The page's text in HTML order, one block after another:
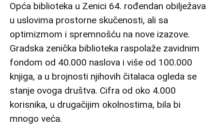
Opća biblioteka u Zenici 64. rođendan obilježava
u uslovima prostorne skučenosti, ali sa
optimizmom i spremnošću na nove izazove.
Gradska zenička biblioteka raspolaže zavidnim
fondom od 40.000 naslova i više od 100.000
knjiga, a u brojnosti njihovih čitalaca ogleda se
stanje ovoga društva. Cifra od oko 4.000
korisnika, u drugačijim okolnostima, bila bi
mnogo veća.